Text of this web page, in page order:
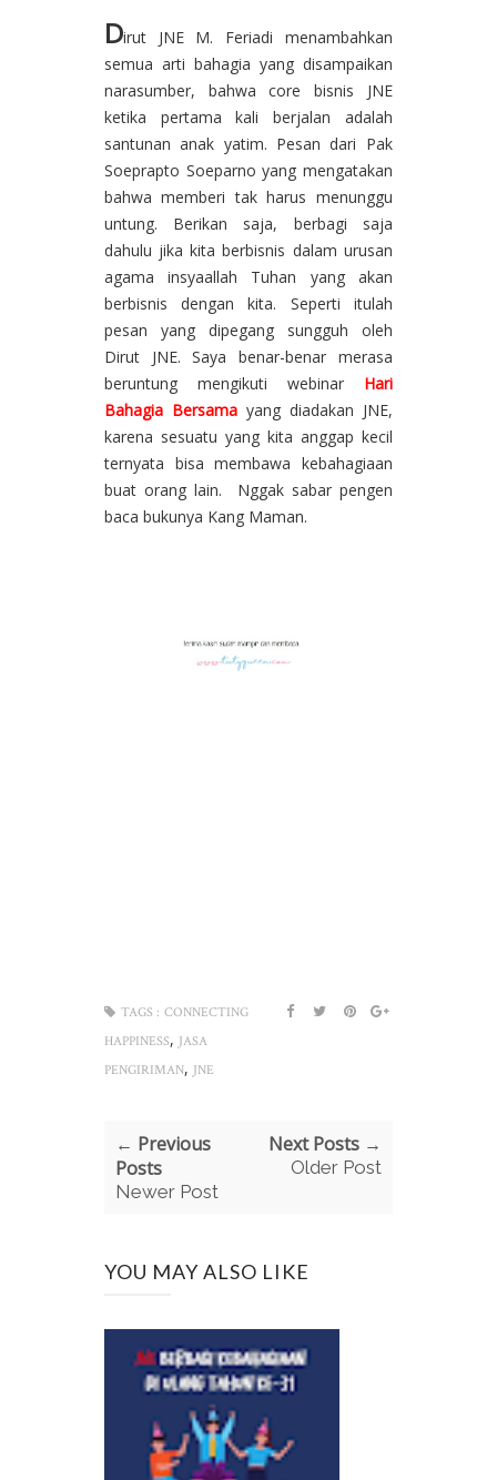
Dirut JNE M. Feriadi menambahkan
semua arti bahagia yang disampaikan
narasumber, bahwa core bisnis JNE
ketika pertama kali berjalan adalah
santunan anak yatim. Pesan dari Pak
Soeprapto Soeparno yang mengatakan
bahwa memberi tak harus menunggu
untung. Berikan saja, berbagi saja
dahulu jika kita berbisnis dalam urusan
agama insyaallah Tuhan yang akan
berbisnis dengan kita. Seperti itulah
pesan yang dipegang sungguh oleh
Dirut JNE. Saya benar-benar merasa
beruntung mengikuti webinar Hari
Bahagia Bersamayang diadakan JNE,
karena sesuatu yang kita anggap kecil
ternyata bisa membawa kebahagiaan
buat orang lain. Nggak sabar pengen
baca bukunya Kang Maman.
TAGS : CONNECTING
HAPPINESS, JASA
PENGIRIMAN, JNE
← Previous
Posts
Newer Post
Next Posts →
Older Post
YOU MAY ALSO LIKE